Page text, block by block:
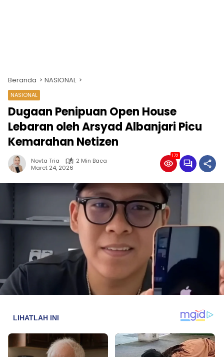
Beranda NASIONAL
NASIONAL
Dugaan Penipuan Open House
Lebaran oleh Arsyad Albanjari Picu
Kemarahan Netizen
Novta Tria
2 Min Baca
Maret 24, 2026
172